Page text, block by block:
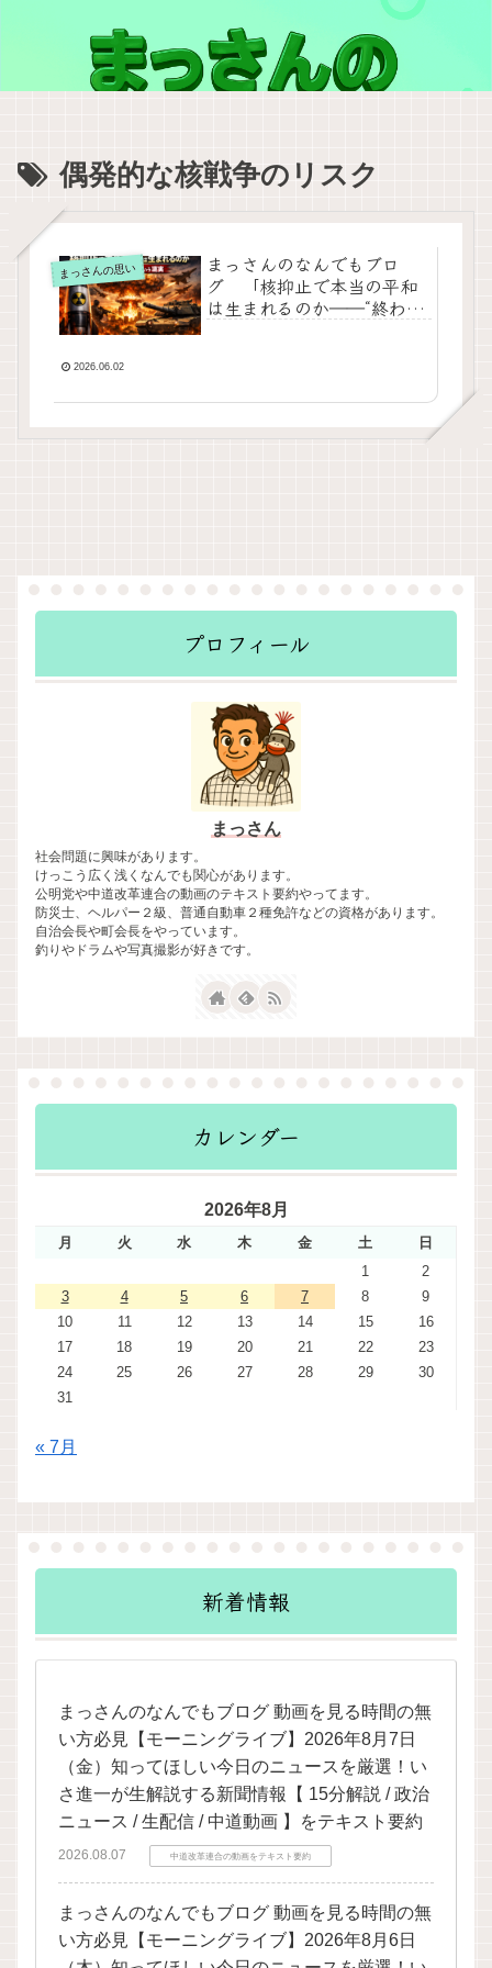
偶発的な核戦争のリスク
まっさんの思い
まっさんのなんでもブロ
グ 「核抑止で本当の平和
は生まれるのか――“終わら
2026.06.02
プロフィール
まっさん
社会問題に興味があります。
けっこう広く浅くなんでも関心があります。
公明党や中道改革連合の動画のテキスト要約やってます。
防災士、ヘルパー２級、普通自動車２種免許などの資格があります。
自治会長や町会長をやっています。
釣りやドラムや写真撮影が好きです。
カレンダー
2026年8月
月 火 水 木 金 土
日
1
2
3
4 5 6 7 8
9
10
11 12 13 14 15
16
17
18 19 20 21 22
23
24
25 26 27 28 29
30
31
« 7月
新着情報
まっさんのなんでもブログ 動画を見る時間の無
い方必見【モーニングライブ】2026年8月7日
（金）知ってほしい今日のニュースを厳選！い
さ進一が生解説する新聞情報【 15分解説 / 政治
ニュース / 生配信 / 中道動画 】をテキスト要約
2026.08.07 中道改革連合の動画をテキスト要約
まっさんのなんでもブログ 動画を見る時間の無
い方必見【モーニングライブ】2026年8月6日